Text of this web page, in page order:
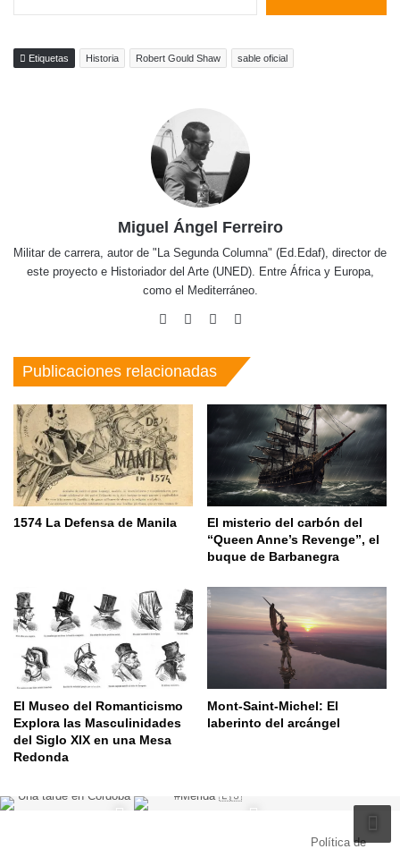
Etiquetas Historia Robert Gould Shaw sable oficial
Miguel Ángel Ferreiro
Militar de carrera, autor de "La Segunda Columna" (Ed.Edaf), director de
este proyecto e Historiador del Arte (UNED). Entre África y Europa,
como el Mediterráneo.
Facebook
X Pinterest
Publicaciones relacionadas
1574 La Defensa de Manila
El misterio del carbón del
“Queen Anne’s Revenge”, el
buque de Barbanegra
El Museo del Romanticismo
Explora las Masculinidades
del Siglo XIX en una Mesa
Redonda
Mont-Saint-Michel: El
laberinto del arcángel
Política de